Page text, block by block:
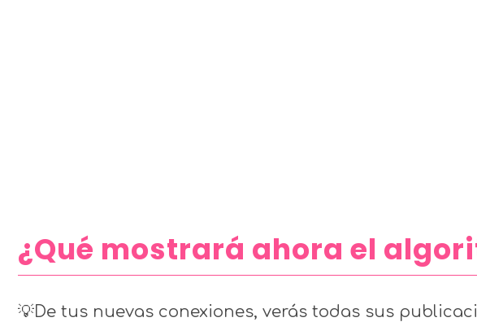
¿Qué mostrará ahora el
💡De tus nuevas conexiones, verás todas sus